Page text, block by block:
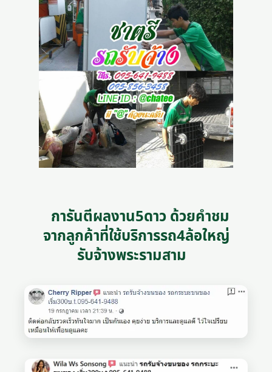
การันตีผลงาน5ดาว ด้วยคำชม
จากลูกค้าที่ใช้บริการรถ4ล้อใหญ่
รับจ้างพระรามสาม